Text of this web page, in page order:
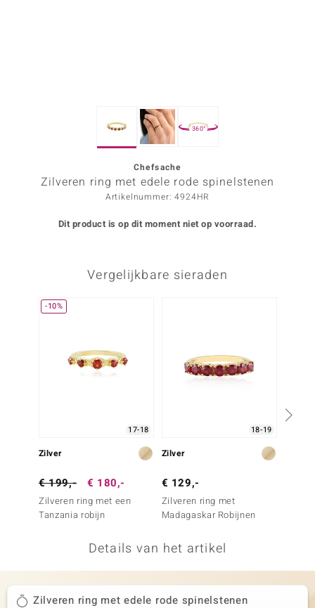
Collection
360°
Chefsache
Zilveren ring met edele rode spinelstenen
Artikelnummer: 4924HR
Dit product is op dit moment niet op voorraad.
Vergelijkbare sieraden
-10%
17-18
Zilver
€ 199,- € 180,-
Zilveren ring met een
Tanzania robijn
18-19
Zilver
€ 129,-
Zilveren ring met
Madagaskar Robijnen
Details van het artikel
Zilveren ring met edele rode spinelstenen